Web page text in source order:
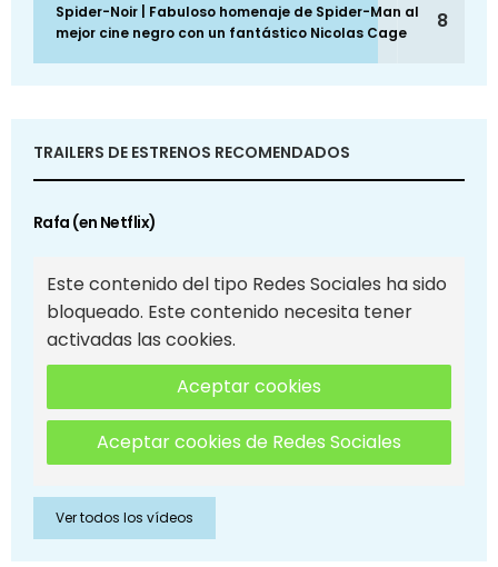
Spider-Noir | Fabuloso homenaje de Spider-Man al
mejor cine negro con un fantástico Nicolas Cage
8
TRAILERS DE ESTRENOS RECOMENDADOS
Rafa (en Netflix)
Este contenido del tipo Redes Sociales ha sido
bloqueado. Este contenido necesita tener
activadas las cookies.
Aceptar cookies
Aceptar cookies de Redes Sociales
Ver todos los vídeos